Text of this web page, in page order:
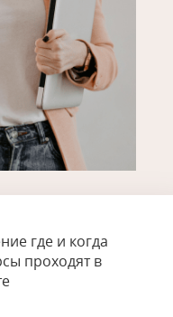
где и когда
проходят в